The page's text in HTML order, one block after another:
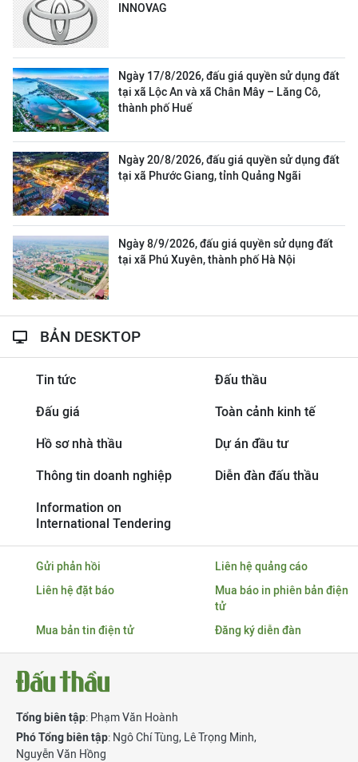
INNOVAG
Ngày 17/8/2026, đấu giá quyền sử dụng đất
tại xã Lộc An và xã Chân Mây – Lăng Cô,
thành phố Huế
Ngày 20/8/2026, đấu giá quyền sử dụng đất
tại xã Phước Giang, tỉnh Quảng Ngãi
Ngày 8/9/2026, đấu giá quyền sử dụng đất
tại xã Phú Xuyên, thành phố Hà Nội
BẢN DESKTOP
Tin tức Đấu thầu
Đấu giá Toàn cảnh kinh tế
Hồ sơ nhà thầu Dự án đầu tư
Thông tin doanh nghiệp Diễn đàn đấu thầu
Information on
International Tendering
Gửi phản hồi
Liên hệ quảng cáo
Liên hệ đặt báo
Mua báo in phiên bản điện
tử
Mua bản tin điện tử
Đăng ký diễn đàn
Tổng biên tập: Phạm Văn Hoành
Phó Tổng biên tập: Ngô Chí Tùng, Lê Trọng Minh,
Nguyễn Văn Hồng